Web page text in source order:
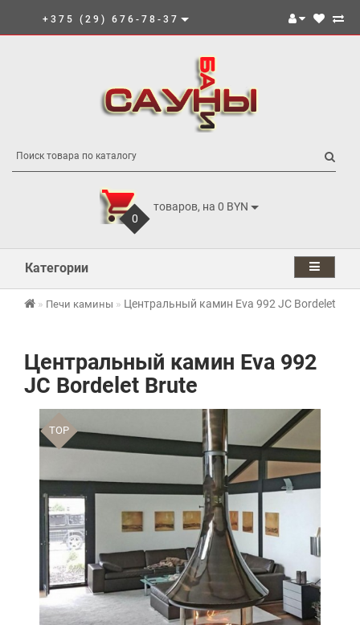
+375 (29) 676-78-37
0
товаров, на 0 BYN
Категории
Печи камины Центральный камин Eva 992 JC Bordelet
Центральный камин Eva 992
JC Bordelet Brute
TOP